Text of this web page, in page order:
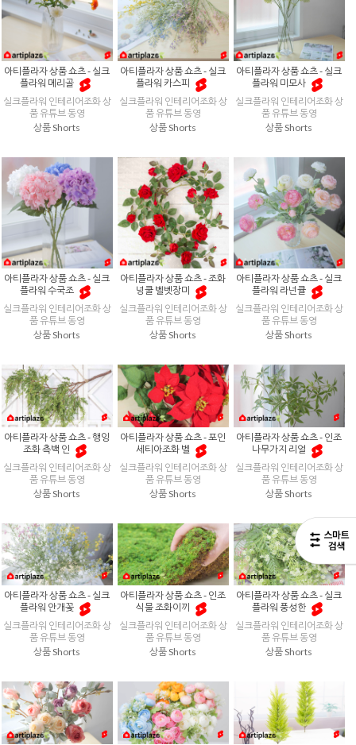
아티플라자 상품 쇼츠 - 실크
플라워 메리골
실크플라워 인테리어조화 상
품 유튜브 동영
상품 Shorts
아티플라자 상품 쇼츠 - 실크
플라워 카스피
실크플라워 인테리어조화 상
품 유튜브 동영
상품 Shorts
아티플라자 상품 쇼츠 - 실크
플라워 미모사
실크플라워 인테리어조화 상
품 유튜브 동영
상품 Shorts
아티플라자 상품 쇼츠 - 실크
플라워 수국조
실크플라워 인테리어조화 상
품 유튜브 동영
상품 Shorts
아티플라자 상품 쇼츠 - 조화
넝쿨 벨벳장미
실크플라워 인테리어조화 상
품 유튜브 동영
상품 Shorts
아티플라자 상품 쇼츠 - 실크
플라워 라넌큘
실크플라워 인테리어조화 상
품 유튜브 동영
상품 Shorts
아티플라자 상품 쇼츠 - 행잉
조화 측백 인
실크플라워 인테리어조화 상
품 유튜브 동영
상품 Shorts
아티플라자 상품 쇼츠 - 포인
세티아조화 벨
실크플라워 인테리어조화 상
품 유튜브 동영
상품 Shorts
아티플라자 상품 쇼츠 - 인조
나무가지 리얼
실크플라워 인테리어조화 상
품 유튜브 동영
상품 Shorts
아티플라자 상품 쇼츠 - 실크
플라워 안개꽃
실크플라워 인테리어조화 상
품 유튜브 동영
상품 Shorts
아티플라자 상품 쇼츠 - 인조
식물 조화이끼
실크플라워 인테리어조화 상
품 유튜브 동영
상품 Shorts
아티플라자 상품 쇼츠 - 실크
플라워 풍성한
실크플라워 인테리어조화 상
품 유튜브 동영
상품 Shorts